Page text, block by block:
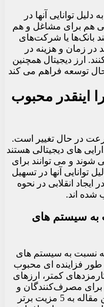
توانایی آنها در
هم برای مشاغل و هم
بانک‌ها یا شرکت‌های
در زمان و هزینه در
ارز دیجیتال همچنین
توسعه فراهم می کند
اینقدر محبوب
در حال تغییر است.
های دیجیتالی هستند
شوند و می توانند برای
توانایی آنها در تسهیل
ایجاد انقلابی در نحوه
شده اند.
به سیستم های
که نسبت به سیستم های
طور فزاینده ای محبوب
کمتر، ارزهای
برای مصرف‌کنندگان و
هم برای کسب‌وکارها ارائه می‌کنند. در این مقاله به 5 مزیت برتر